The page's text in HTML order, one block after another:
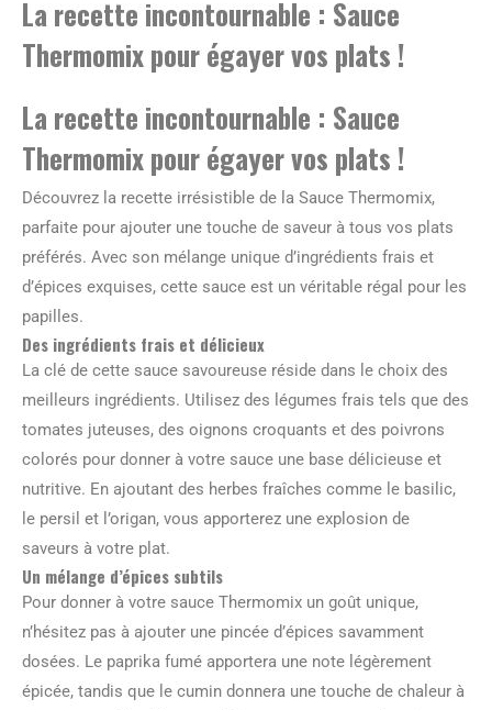
La recette incontournable : Sauce
Thermomix pour égayer vos plats !
La recette incontournable : Sauce
Thermomix pour égayer vos plats !
Découvrez la recette irrésistible de la Sauce Thermomix,
parfaite pour ajouter une touche de saveur à tous vos plats
préférés. Avec son mélange unique d’ingrédients frais et
d’épices exquises, cette sauce est un véritable régal pour les
papilles.
Des ingrédients frais et délicieux
La clé de cette sauce savoureuse réside dans le choix des
meilleurs ingrédients. Utilisez des légumes frais tels que des
tomates juteuses, des oignons croquants et des poivrons
colorés pour donner à votre sauce une base délicieuse et
nutritive. En ajoutant des herbes fraîches comme le basilic,
le persil et l’origan, vous apporterez une explosion de
saveurs à votre plat.
Un mélange d’épices subtils
Pour donner à votre sauce Thermomix un goût unique,
n’hésitez pas à ajouter une pincée d’épices savamment
dosées. Le paprika fumé apportera une note légèrement
épicée, tandis que le cumin donnera une touche de chaleur à